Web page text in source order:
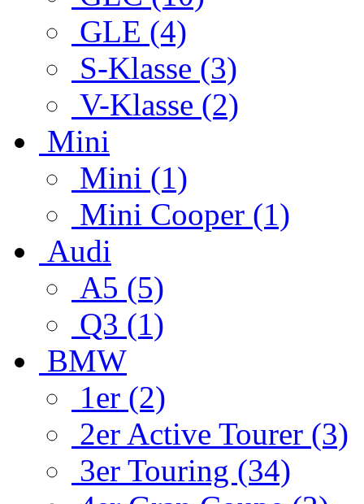
GLE (4)
S-Klasse (3)
V-Klasse (2)
Mini
Mini (1)
Mini Cooper (1)
Audi
A5 (5)
Q3 (1)
BMW
1er (2)
2er Active Tourer (3)
3er Touring (34)